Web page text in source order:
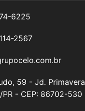
6225
2567
59 - Jd. Primavera
- CEP: 86702-530